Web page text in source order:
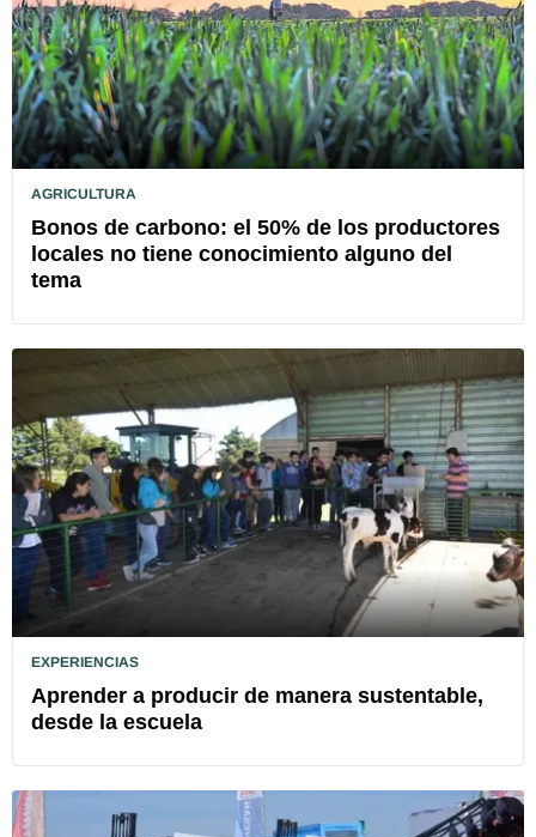
AGRICULTURA
Bonos de carbono: el 50% de los productores
locales no tiene conocimiento alguno del
tema
EXPERIENCIAS
Aprender a producir de manera sustentable,
desde la escuela